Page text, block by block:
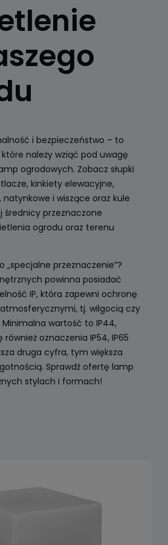
Kule, latarnie
ogrodowe, girlandy
i bezpieczeństwo – to
należy wziąć pod uwagę
ogrodowych. Zobacz słupki
kinkiety elewacyjne,
i wiszące oraz kule
średnicy przeznaczone
ogrodu oraz terenu
„specjalne przeznaczenie”?
powinna posiadać
IP, która zapewni ochronę
tj. wilgocią czy
wartość to IP44,
oznaczenia IP54, IP65
druga cyfra, tym większa
Sprawdź ofertę lamp
stylach i formach!